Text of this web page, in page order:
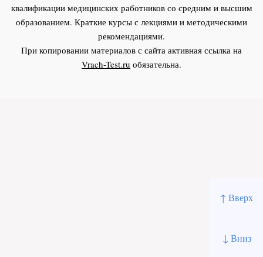
↑ Вверх
↓ Вниз
квалификации медицинских работников со средним и высшим
образованием. Краткие курсы с лекциями и методическими
рекомендациями.
При копировании материалов с сайта активная ссылка на
Vrach-Test.ru обязательна.